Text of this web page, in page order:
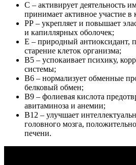
С – активирует деятельность
принимает активное участие в
РР – укрепляет и повышает
и капиллярных оболочек;
Е – природный антиоксидант,
старение клеток организма;
В5 – успокаивает психику,
системы;
В6 – нормализует обменные
белковый обмен;
В9 – фолиевая кислота
авитаминоза и анемии;
В12 – улучшает
головного мозга,
печени.